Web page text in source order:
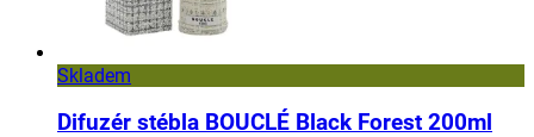
Skladem
Difuzér stébla BOUCLÉ Black Forest 200ml